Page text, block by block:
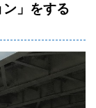
」をする